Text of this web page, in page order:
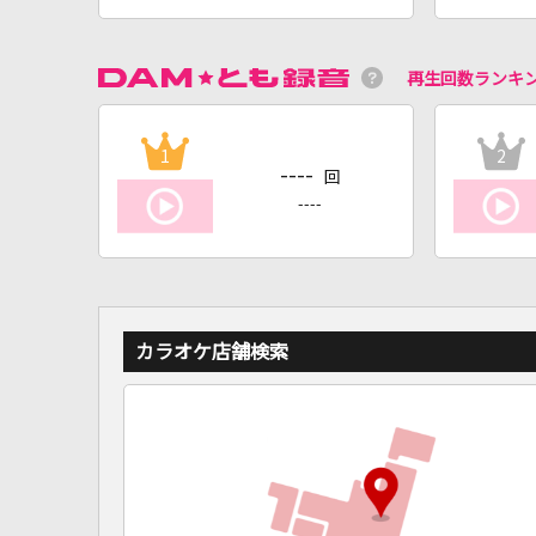
再生回数ランキ
1
---- 回
----
2
カラオケ店舗検索